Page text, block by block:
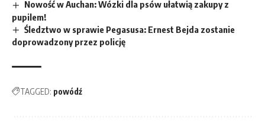
Nowość w Auchan: Wózki dla psów ułatwią zakupy z
pupilem!
Śledztwo w sprawie Pegasusa: Ernest Bejda zostanie
doprowadzony przez policję
TAGGED: powódź